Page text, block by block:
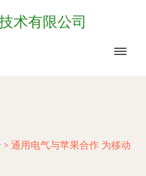
术有限公司
> 通用电气与苹果合作 为移动